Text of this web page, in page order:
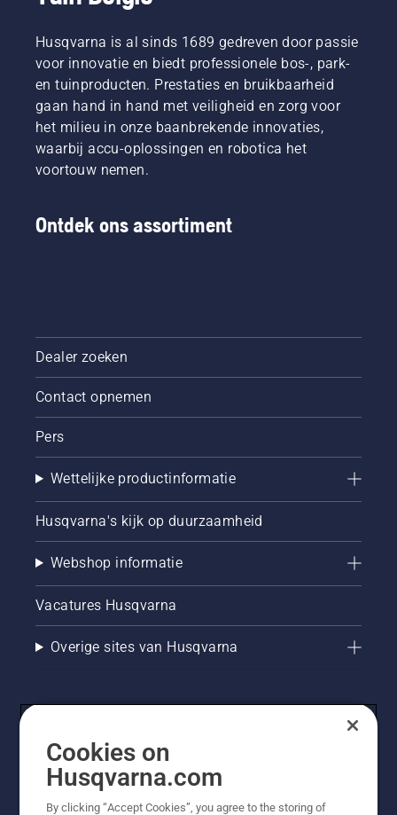
Husqvarna is al sinds 1689 gedreven door passie
voor innovatie en biedt professionele bos-, park-
en tuinproducten. Prestaties en bruikbaarheid
gaan hand in hand met veiligheid en zorg voor
het milieu in onze baanbrekende innovaties,
waarbij accu-oplossingen en robotica het
voortouw nemen.
Ontdek ons assortiment
Dealer zoeken
Contact opnemen
Pers
Wettelijke productinformatie
Husqvarna's kijk op duurzaamheid
Webshop informatie
Vacatures Husqvarna
Overige sites van Husqvarna
Cookies on
Husqvarna.com
By clicking “Accept Cookies”, you agree to the storing of